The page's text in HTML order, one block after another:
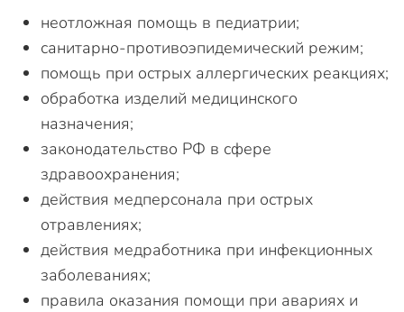
неотложная помощь в педиатрии;
санитарно-противоэпидемический режим;
помощь при острых аллергических реакциях;
обработка изделий медицинского
назначения;
законодательство РФ в сфере
здравоохранения;
действия медперсонала при острых
отравлениях;
действия медработника при инфекционных
заболеваниях;
правила оказания помощи при авариях и